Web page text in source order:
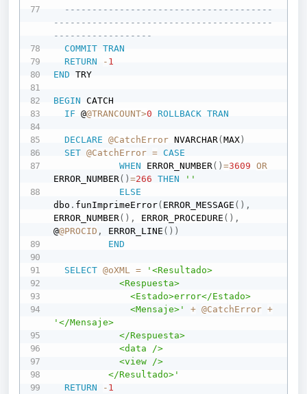
--------------------------------------
----------------------------------------
------------------
COMMIT TRAN
RETURN
- 1
END TRY
BEGIN CATCH
IF @@TRANCOUNT>0 ROLLBACK TRAN
DECLARE @CatchError NVARCHAR(MAX )
SET @CatchError = CASE
WHEN ERROR_NUMBER( )=3609
OR
ERROR_NUMBER( )=266 THEN
''
ELSE
dbo . funImprimeError( ERROR_MESSAGE ( ) ,
ERROR_NUMBER( ) , ERROR_PROCEDURE ( ) ,
@@PROCID , ERROR_LINE ( ) )
END
SELECT @oXML =
'<Resultado>
            <Respuesta>
              <Estado>error</Estado>
              <Mensaje>'
+ @CatchError +
'</Mensaje>
            </Respuesta>
            <data />
            <view />
          </Resultado>'
RETURN
- 1